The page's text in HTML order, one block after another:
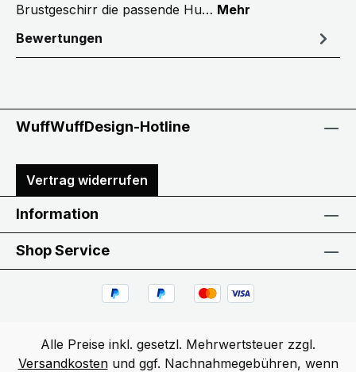
Brustgeschirr die passende Hu… Mehr
Bewertungen
WuffWuffDesign-Hotline
Vertrag widerrufen
Information
Shop Service
Alle Preise inkl. gesetzl. Mehrwertsteuer zzgl.
Versandkostenund ggf. Nachnahmegebühren, wenn